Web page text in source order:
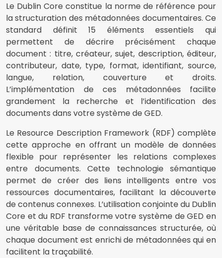
Le Dublin Core constitue la norme de référence pour
la structuration des métadonnées documentaires. Ce
standard définit 15 éléments essentiels qui
permettent de décrire précisément chaque
document : titre, créateur, sujet, description, éditeur,
contributeur, date, type, format, identifiant, source,
langue, relation, couverture et droits.
L’implémentation de ces métadonnées facilite
grandement la recherche et l’identification des
documents dans votre système de GED.
Le Resource Description Framework (RDF) complète
cette approche en offrant un modèle de données
flexible pour représenter les relations complexes
entre documents. Cette technologie sémantique
permet de créer des liens intelligents entre vos
ressources documentaires, facilitant la découverte
de contenus connexes. L’utilisation conjointe du Dublin
Core et du RDF transforme votre système de GED en
une véritable base de connaissances structurée, où
chaque document est enrichi de métadonnées qui en
facilitent la traçabilité.